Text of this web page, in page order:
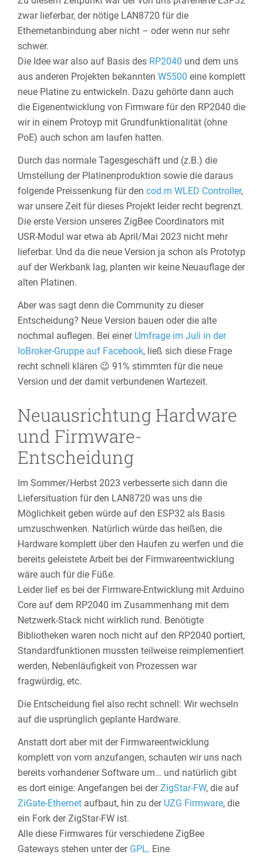
zwar lieferbar, der nötige LAN8720 für die
Ethernetanbindung aber nicht – oder wenn nur sehr
schwer.
Die Idee war also auf Basis des RP2040 und dem uns
aus anderen Projekten bekannten W5500 eine komplett
neue Platine zu entwickeln. Dazu gehörte dann auch
die Eigenentwicklung von Firmware für den RP2040 die
wir in einem Protoyp mit Grundfunktionalität (ohne
PoE) auch schon am laufen hatten.
Durch das normale Tagesgeschäft und (z.B.) die
Umstellung der Platinenproduktion sowie die daraus
folgende Preissenkung für den cod.m WLED Controller,
war unsere Zeit für dieses Projekt leider recht begrenzt.
Die erste Version unseres ZigBee Coordinators mit
USR-Modul war etwa ab April/Mai 2023 nicht mehr
lieferbar. Und da die neue Version ja schon als Prototyp
auf der Werkbank lag, planten wir keine Neuauflage der
alten Platinen.
Aber was sagt denn die Community zu dieser
Entscheidung? Neue Version bauen oder die alte
nochmal auflegen. Bei einer Umfrage im Juli in der
IoBroker-Gruppe auf Facebook, ließ sich diese Frage
recht schnell klären 😉 91% stimmten für die neue
Version und der damit verbundenen Wartezeit.
Neuausrichtung Hardware
und Firmware-
Entscheidung
Im Sommer/Herbst 2023 verbesserte sich dann die
Liefersituation für den LAN8720 was uns die
Möglichkeit geben würde auf den ESP32 als Basis
umzuschwenken. Natürlich würde das heißen, die
Hardware komplett über den Haufen zu werfen und die
bereits geleistete Arbeit bei der Firmwareentwicklung
wäre auch für die Füße.
Leider lief es bei der Firmware-Entwicklung mit Arduino
Core auf dem RP2040 im Zusammenhang mit dem
Netzwerk-Stack nicht wirklich rund. Benötigte
Bibliotheken waren noch nicht auf den RP2040 portiert,
Standardfunktionen mussten teilweise reimplementiert
werden, Nebenläufigkeit von Prozessen war
fragwürdig, etc.
Die Entscheidung fiel also recht schnell: Wir wechseln
auf die usprünglich geplante Hardware.
Anstatt dort aber mit der Firmwareentwicklung
komplett von vorn anzufangen, schauten wir uns nach
bereits vorhandener Software um… und natürlich gibt
es dort einige: Angefangen bei derZigStar-FW, die auf
ZiGate-Ethernet aufbaut, hin zu der UZG Firmware, die
ein Fork der ZigStar-FW ist.
Alle diese Firmwares für verschiedene ZigBee
Gateways stehen unter der GPL. Eine